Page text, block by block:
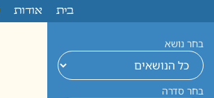
בית אודות
בחר נושא
בחר סדרה